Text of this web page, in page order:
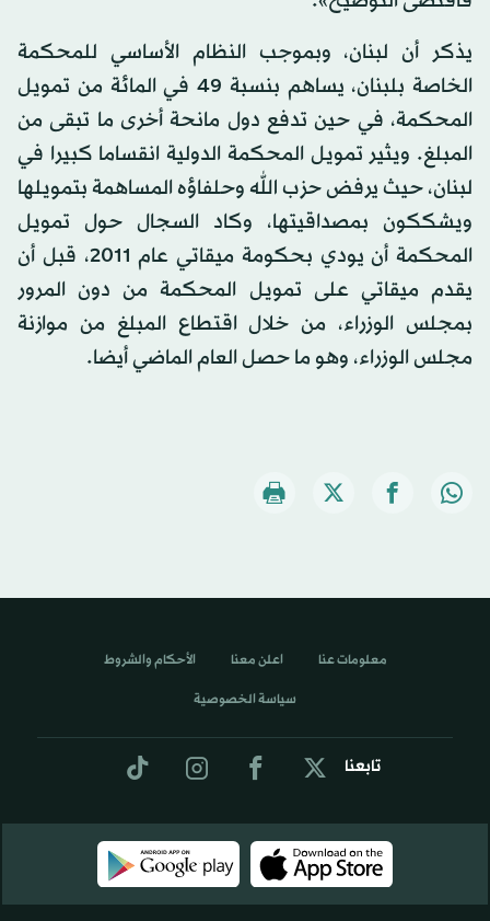
يذكر أن لبنان، وبموجب النظام الأساسي للمحكمة
الخاصة بلبنان، يساهم بنسبة 49 في المائة من تمويل
المحكمة، في حين تدفع دول مانحة أخرى ما تبقى من
المبلغ. ويثير تمويل المحكمة الدولية انقساما كبيرا في
لبنان، حيث يرفض حزب الله وحلفاؤه المساهمة بتمويلها
ويشككون بمصداقيتها، وكاد السجال حول تمويل
المحكمة أن يودي بحكومة ميقاتي عام 2011، قبل أن
يقدم ميقاتي على تمويل المحكمة من دون المرور
بمجلس الوزراء، من خلال اقتطاع المبلغ من موازنة
مجلس الوزراء، وهو ما حصل العام الماضي أيضا.
تابعنا
معلومات عنا اعلن معنا الأحكام والشروط
سياسة الخصوصية